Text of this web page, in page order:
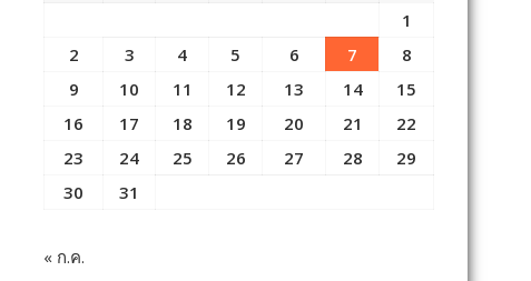
1
2
3 4 5 6 7
8
9
10 11 12 13 14
15
16
17 18 19 20 21
22
23
24 25 26 27 28
29
30
31
« ก.ค.